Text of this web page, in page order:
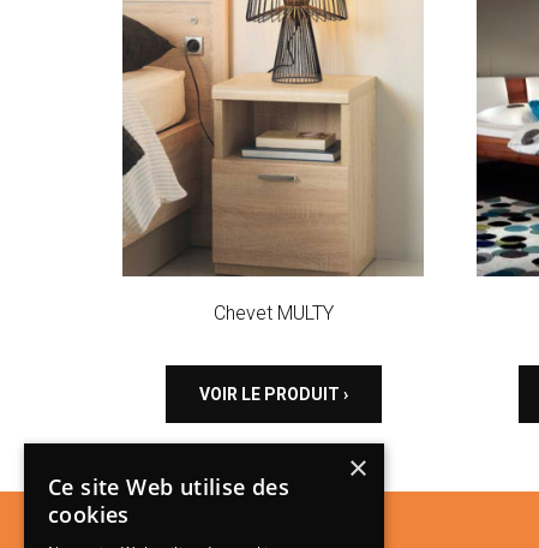
Chevet MULTY
VOIR LE PRODUIT ›
×
Ce site Web utilise des
cookies